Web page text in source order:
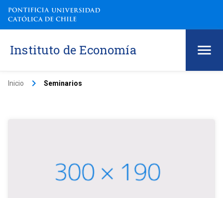
Instituto de Economía
Inicio keyboard_arrow_right Seminarios